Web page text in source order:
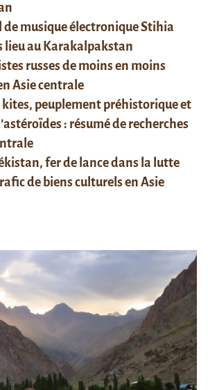
de musique électronique Stihia
lieu au Karakalpakstan
russes de moins en moins
Asie centrale
kites, peuplement préhistorique et
: résumé de recherches
fer de lance dans la lutte
de biens culturels en Asie